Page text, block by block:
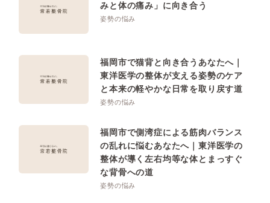
みと体の痛み」に向き合う
姿勢の悩み
福岡市で猫背と向き合うあなたへ｜
東洋医学の整体が支える姿勢のケア
と本来の軽やかな日常を取り戻す道
姿勢の悩み
福岡市で側湾症による筋肉バランス
の乱れに悩むあなたへ｜東洋医学の
整体が導く左右均等な体とまっすぐ
な背骨への道
姿勢の悩み